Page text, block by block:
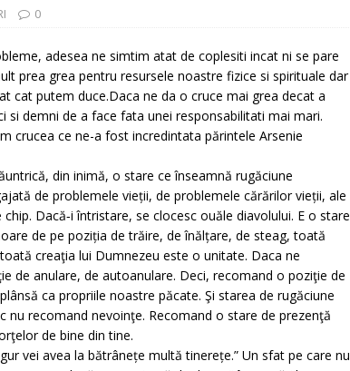
0
adesea ne simtim atat de coplesiti incat ni se pare
prea grea pentru resursele noastre fizice si spirituale dar
cat putem duce.Daca ne da o cruce mai grea decat a
si demni de a face fata unei responsabilitati mai mari.
crucea ce ne-a fost incredintata părintele Arsenie
din inimă, o stare ce înseamnă rugăciune
de problemele vieţii, de problemele cărărilor vieţii, ale
Dacă‑i întristare, se clocesc ouăle diavolului. E o stare
de pe poziţia de trăire, de înălţare, de steag, toată
creaţia lui Dumnezeu este o unitate. Daca ne
de anulare, de autoanulare. Deci, recomand o poziţie de
ca propriile noastre păcate. Şi starea de rugăciune
nu recomand nevoinţe. Recomand o stare de prezenţă
de bine din tine.
vei avea la bătrâneţe multă tinereţe.” Un sfat pe care nu